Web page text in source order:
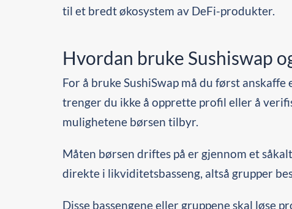
til et bredt økosystem av DeFi-produkter.
Hvordan bruke Sushiswap
For å bruke SushiSwap må du først
trenger du ikke å opprette profil eller å
mulighetene børsen tilbyr.
Måten børsen driftes på er gjennom et
direkte i likviditetsbasseng, altså grupper
Disse bassengene eller gruppene skal løse